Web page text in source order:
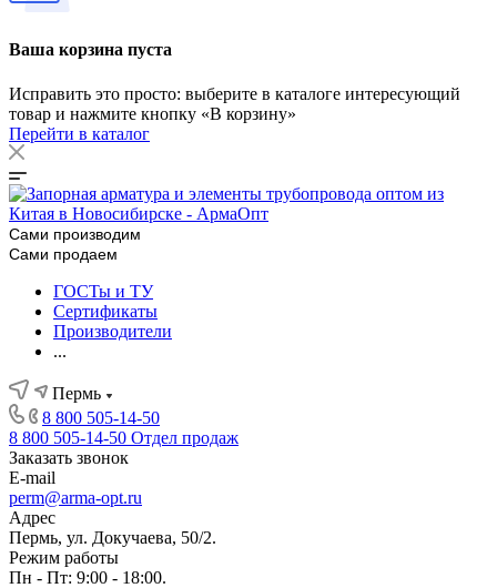
Ваша корзина пуста
Исправить это просто: выберите в каталоге интересующий
товар и нажмите кнопку «В корзину»
Перейти в каталог
Сами производим
Сами продаем
ГОСТы и ТУ
Сертификаты
Производители
...
Пермь
8 800 505-14-50
8 800 505-14-50 Отдел продаж
Заказать звонок
E-mail
perm@arma-opt.ru
Адрес
Пермь, ул. Докучаева, 50/2.
Режим работы
Пн - Пт: 9:00 - 18:00.